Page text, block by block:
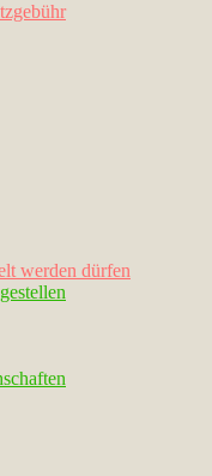
werden dürfen